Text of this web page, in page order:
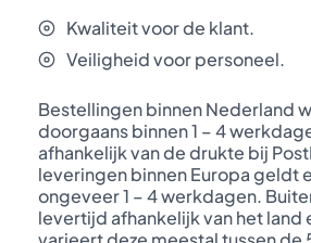
Kwaliteit voor de klant.
Veiligheid voor personeel.
Bestellingen binnen Nederland
doorgaans binnen 1 – 4
afhankelijk van de drukte bij
leveringen binnen Europa geldt
ongeveer 1 – 4 werkdagen.
levertijd afhankelijk van het land